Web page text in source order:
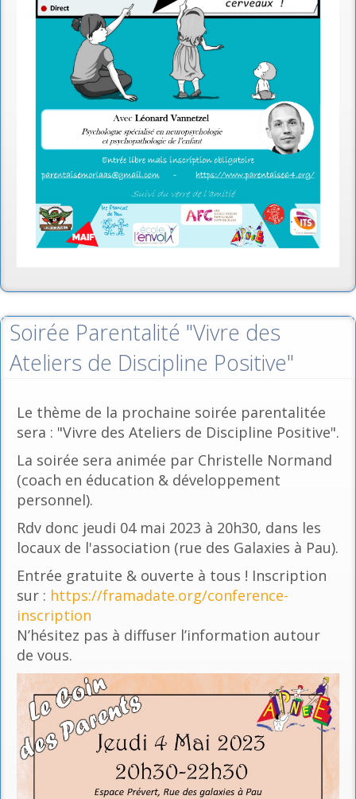
Soirée Parentalité "Vivre des
Ateliers de Discipline Positive"
Le thème de la prochaine soirée parentalitée
sera : "Vivre des Ateliers de Discipline Positive".
La soirée sera animée par Christelle Normand
(coach en éducation & développement
personnel).
Rdv donc jeudi 04 mai 2023 à 20h30, dans les
locaux de l'association (rue des Galaxies à Pau).
Entrée gratuite & ouverte à tous ! Inscription
sur : https://framadate.org/conference-
inscription
N’hésitez pas à diffuser l’information autour
de vous.